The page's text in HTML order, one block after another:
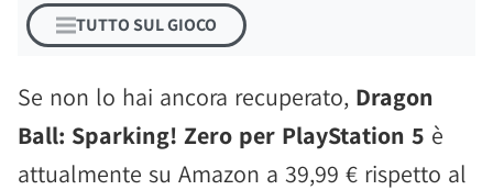
TUTTO SUL GIOCO
Se non lo hai ancora recuperato, Dragon
Ball: Sparking! Zero per PlayStation 5 è
attualmente su Amazon a 39,99 € rispetto al